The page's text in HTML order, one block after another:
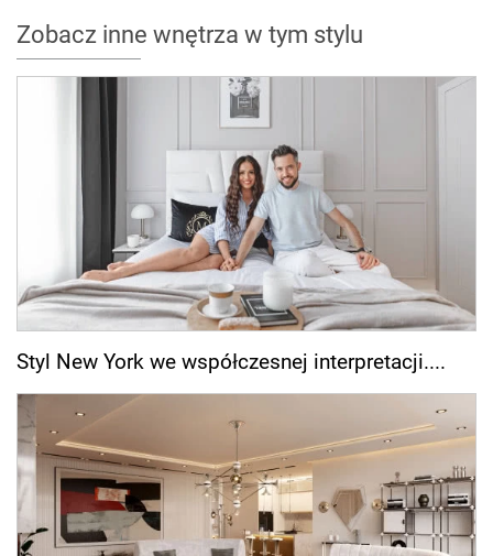
Zobacz inne wnętrza w tym stylu
Styl New York we współczesnej interpretacji....